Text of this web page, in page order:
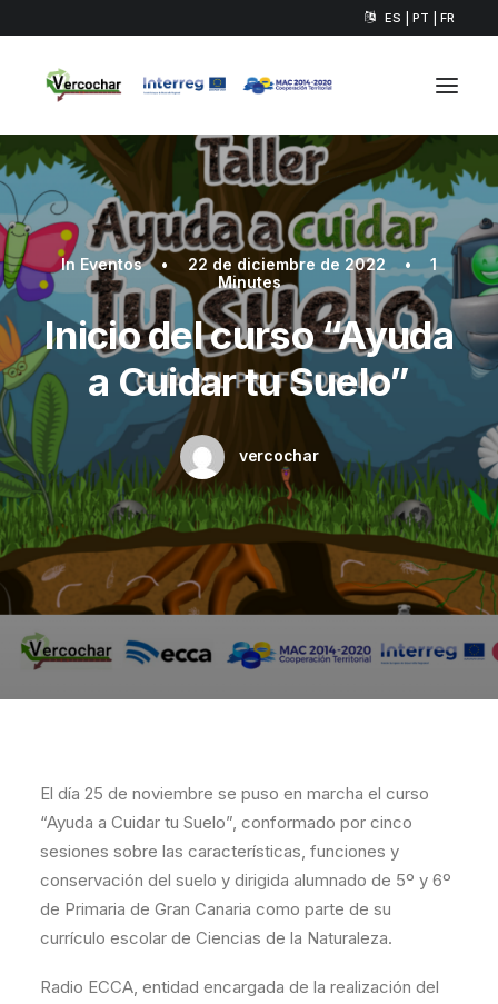
ES | PT | FR
In Eventos • 22 de diciembre de 2022 •
1
Minutes
Inicio del curso “Ayuda
a Cuidar tu Suelo”
vercochar
El día 25 de noviembre se puso en marcha el curso
“Ayuda a Cuidar tu Suelo”, conformado por cinco
sesiones sobre las características, funciones y
conservación del suelo y dirigida alumnado de 5º y 6º
de Primaria de Gran Canaria como parte de su
currículo escolar de Ciencias de la Naturaleza.
Radio ECCA, entidad encargada de la realización del